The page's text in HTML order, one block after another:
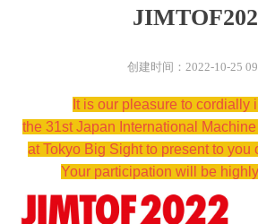
It is our pleasure to cordially
the 31st Japan International
at Tokyo Big Sight to present to you
Your participation will be
创建时间： 2022-10-25